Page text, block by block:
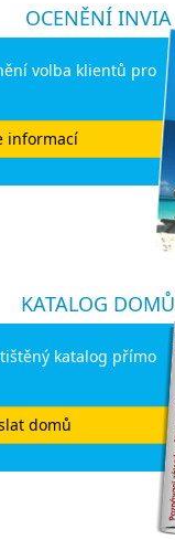
OCENĚNÍ INVIA
volba klientů pro
informací
KATALOG DOMŮ
katalog přímo
domů